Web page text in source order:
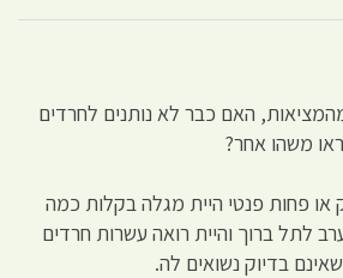
האם כבר לא נותנים לחרדים
משהו אחר?
או פחות פנטי היית מגלה בקלות כמה
לתל ברוך והיית רואה עשרות חרדים
בדיוק נשואים לה.